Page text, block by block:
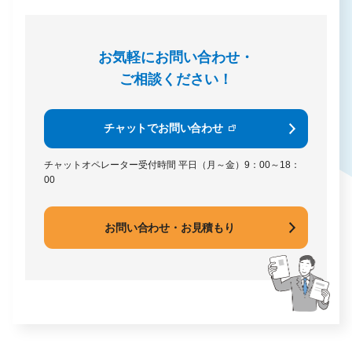
お気軽にお問い合わせ・
ご相談ください！
チャットでお問い合わせ
チャットオペレーター受付時間 平日（月～金）9：00～18：
00
お問い合わせ・お見積もり